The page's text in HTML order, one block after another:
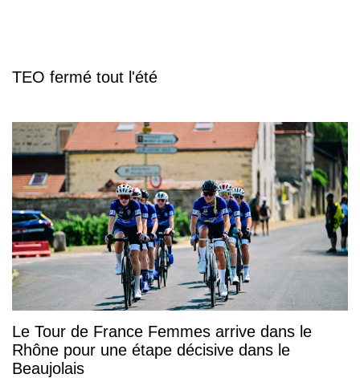
TEO fermé tout l'été
Le Tour de France Femmes arrive dans le
Rhône pour une étape décisive dans le
Beaujolais